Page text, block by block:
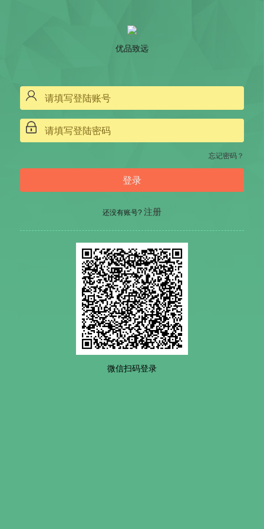
优品致远
忘记密码？
还没有账号? 注册
微信扫码登录